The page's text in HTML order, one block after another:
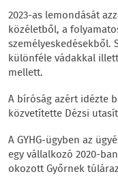
2023-as lemondását
közéletből, a
személyeskedésekből.
különféle vádakkal
mellett.
A bíróság azért idézte
közvetítette Dézsi
A GYHG-ügyben az
egy vállalkozó 2020-
okozott Győrnek